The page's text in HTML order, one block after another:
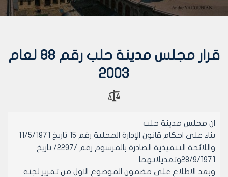
قرار مجلس مدينة حلب رقم 88 لعام
2003
ان مجلس مدينة حلب
بناء على احكام قانون الإدارة المحلية رقم 15 تاريخ 11/5/1971
واللائحة التنفيذية الصادرة بالمرسوم رقم /2297/ تاريخ
28/9/1971وتعديلاتهما
وبعد الاطلاع على مضمون الموضوع الاول من تقرير لجنة